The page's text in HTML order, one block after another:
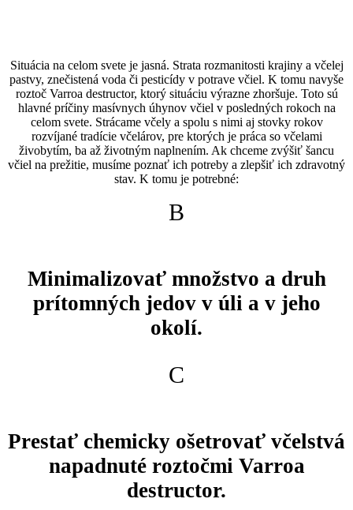
Situácia na celom svete je jasná. Strata rozmanitosti krajiny a včelej
pastvy, znečistená voda či pesticídy v potrave včiel. K tomu navyše
roztoč Varroa destructor, ktorý situáciu výrazne zhoršuje. Toto sú
hlavné príčiny masívnych úhynov včiel v posledných rokoch na
celom svete. Strácame včely a spolu s nimi aj stovky rokov
rozvíjané tradície včelárov, pre ktorých je práca so včelami
živobytím, ba až životným naplnením. Ak chceme zvýšiť šancu
včiel na prežitie, musíme poznať ich potreby a zlepšiť ich zdravotný
stav. K tomu je potrebné:
B
Minimalizovať množstvo a druh
prítomných jedov v úli a v jeho
okolí.
C
Prestať chemicky ošetrovať včelstvá
napadnuté roztočmi Varroa
destructor.